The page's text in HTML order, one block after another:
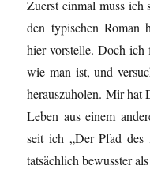
Zuerst einmal muss ich
den typischen Roman
hier vorstelle. Doch ich
wie man ist, und
herauszuholen. Mir hat
Leben aus einem
seit ich „Der Pfad des
tatsächlich bewusster